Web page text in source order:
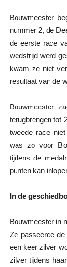
Bouwmeester
nummer 2, de
de eerste race
wedstrijd werd
kwam ze niet
resultaat van de
Bouwmeester
terugbrengen tot
tweede race
was zo voor
tijdens de
punten kan
In de
Bouwmeester in
Ze passeerde
een keer zilver
zilver tijdens